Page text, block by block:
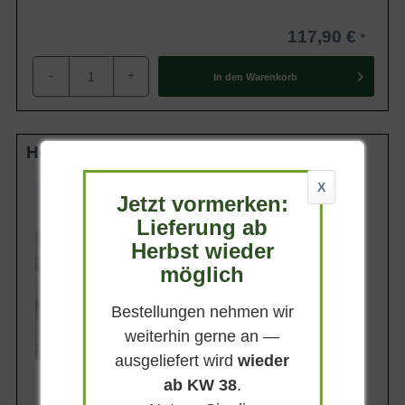
117,90 €
- + In den Warenkorb
Hochstamm 16-18 StU im Container
250-300cm
Gewicht
ca. 60 kg
Anzahl Verschulungen
4xv (4-fach verpflanzt)
X
Jetzt vormerken:
Lieferung ab
Herbst wieder
möglich
Bestellungen nehmen wir
weiterhin gerne an —
ausgeliefert wirdwieder
ab KW 38.